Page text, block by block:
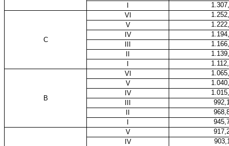
C
VI
V
IV
B
VI
V
IV
V
IV